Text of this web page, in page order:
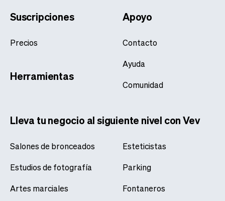
Suscripciones
Precios
Herramientas
Apoyo
Contacto
Ayuda
Comunidad
Lleva tu negocio al siguiente nivel con Vev
Salones de bronceados
Estudios de fotografía
Artes marciales
Esteticistas
Parking
Fontaneros